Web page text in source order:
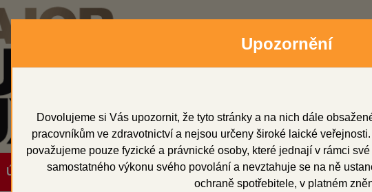
Úvodní strana Obchodní zástupci Soubory ke stažení O
Upozornění
Dovolujeme si Vás upozornit, že tyto stránky a na nich dále
pracovníkům ve zdravotnictví a nejsou určeny široké laické
považujeme pouze fyzické a právnické osoby, které jednají v rámci
samostatného výkonu svého povolání a nevztahuje se na ně
ochraně spotřebitele, v platném